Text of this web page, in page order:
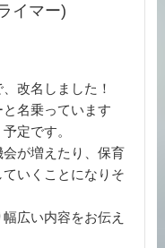
イマー)
改名しました！
名乗っています
定です。
が増えたり、保育
いくことになりそ
広い内容をお伝え